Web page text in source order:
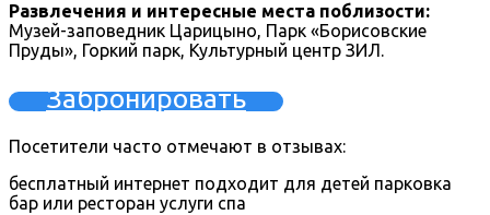
Развлечения и интересные места поблизости:
Музей-заповедник Царицыно, Парк «Борисовские
Пруды», Горкий парк, Культурный центр ЗИЛ.
Забронировать
Посетители часто отмечают в отзывах:
бесплатный интернет подходит для детей парковка
бар или ресторан услуги спа